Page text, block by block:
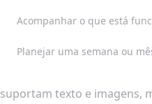
Acompanhar o que está
Planejar uma semana ou
texto e